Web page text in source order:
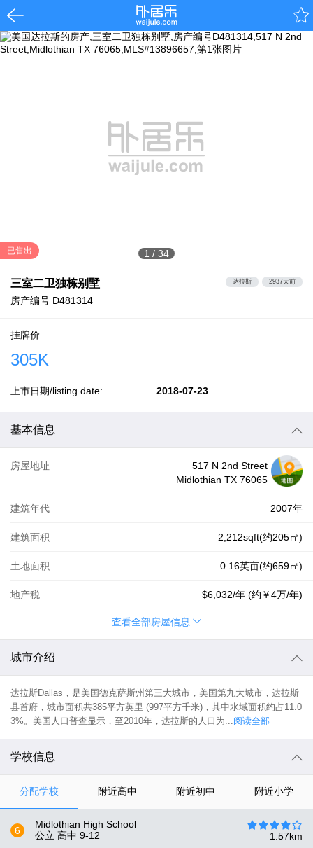
1 / 34
已售出
三室二卫独栋别墅
房产编号 D481314
达拉斯 2937天前
挂牌价
305K
上市日期/listing date: 2018-07-23
基本信息
房屋地址
517 N 2nd Street
Midlothian TX 76065
建筑年代 2007年
建筑面积 2,212sqft(约205㎡)
土地面积 0.16英亩(约659㎡)
地产税 $6,032/年 (约 ￥4万/年)
查看全部房屋信息
城市介绍
达拉斯Dallas，是美国德克萨斯州第三大城市，美国第九大城市，达拉斯
县首府，城市面积共385平方英里 (997平方千米)，其中水域面积约占11.0
3%。美国人口普查显示，至2010年，达拉斯的人口为...阅读全部
学校信息
分配学校 附近高中 附近初中 附近小学
6
Midlothian High School
公立 高中 9-12 1.57km